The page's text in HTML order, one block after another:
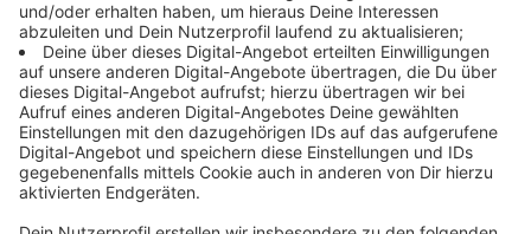
kommenden Jahr unter dem Motto „Zukunft gestalten
– nachhaltiges Engagement leben“. Insgesamt gehen
19.000 Euro aus dem Fördertopf nach Leverkusen.
Hiergeht es zu den weiteren Infos und zum Antrag.
Anzeige